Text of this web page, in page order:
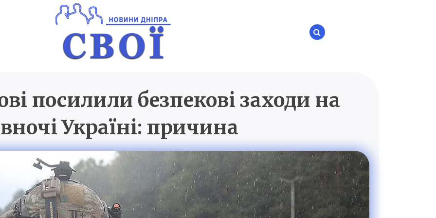
SVOI.DP.UA
Новини Дніпра
посилили безпекові заходи на
Україні: причина